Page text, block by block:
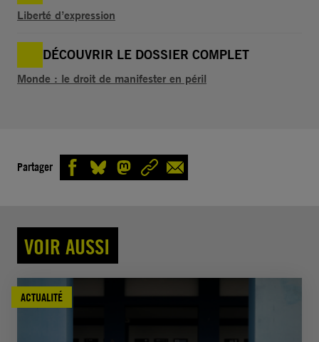
Liberté d’expression
DÉCOUVRIR LE DOSSIER COMPLET
Monde : le droit de manifester en péril
Partager
VOIR AUSSI
ACTUALITÉ